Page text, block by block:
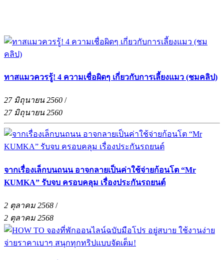
ทาสแมวควรรู้! 4 ความเชื่อผิดๆ เกี่ยวกับการเลี้ยงแมว (ชมคลิป)
27 มิถุนายน 2560 /
27 มิถุนายน 2560
จากเรื่องเล็กบนถนน อาจกลายเป็นค่าใช้จ่ายก้อนโต “Mr
KUMKA” รับจบ ครอบคลุม เรื่องประกันรถยนต์
2 ตุลาคม 2568 /
2 ตุลาคม 2568